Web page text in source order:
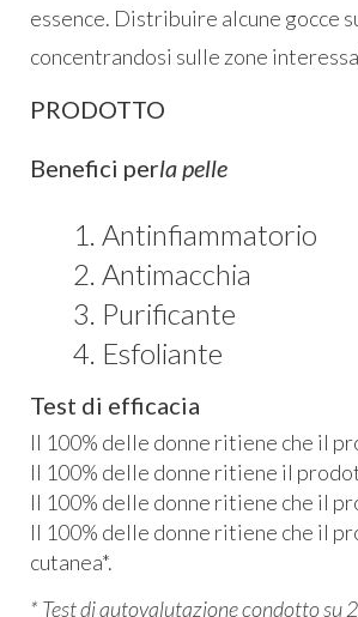
essence. Distribuire alcune gocce
concentrandosi sulle zone
PRODOTTO
Benefici perla pelle
Antinfiammatorio
Antimacchia
Purificante
Esfoliante
Test di efficacia
Il 100% delle donne ritiene che il
Il 100% delle donne ritiene il
Il 100% delle donne ritiene che il
Il 100% delle donne ritiene che il
cutanea*.
* Test di autovalutazione condotto su